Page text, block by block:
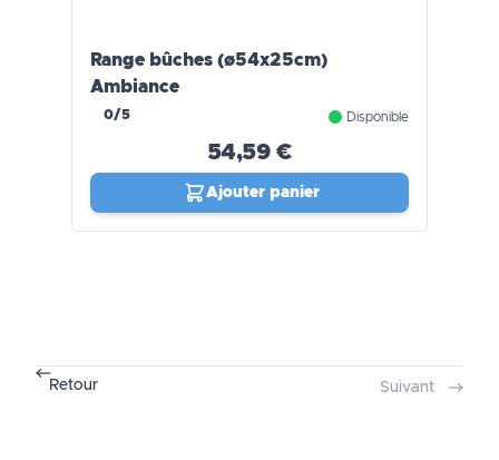
Range bûches (ø54x25cm)
Ambiance
0/5 Disponible
54,59 €
Ajouter panier
Retour Suivant